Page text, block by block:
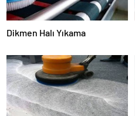
Dikmen Halı Yıkama